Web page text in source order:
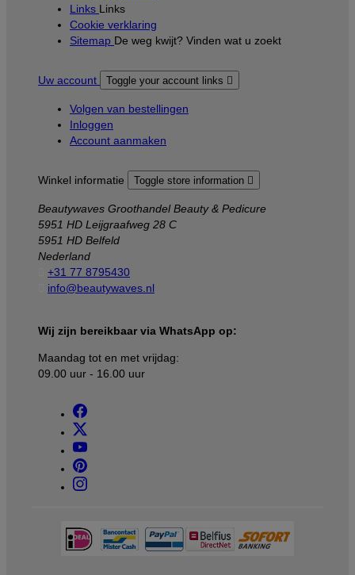
Links Links
Cookie verklaring
Sitemap De weg kwijt? Vinden wat u zoekt
Uw account Toggle your account links 
Volgen van bestellingen
Inloggen
Account aanmaken
Winkel informatie Toggle store information 
Beautywaves Groothandel Beauty & Pedicure
5951 HD Leijgraafweg 28 C
5951 HD Belfeld
Nederland
+31 77 8795430
info@beautywaves.nl
Wij zijn bereikbaar via WhatsApp op:
Maandag tot en met vrijdag:
09.00 uur - 16.00 uur